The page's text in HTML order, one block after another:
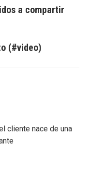
a compartir
(#video)
cliente nace de una